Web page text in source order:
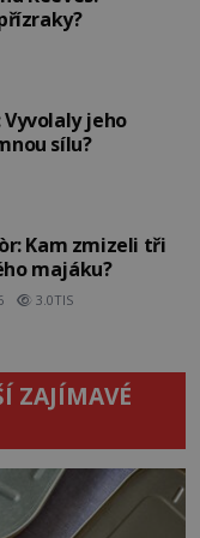
jeho
sílu?
Kam zmizeli tři
majáku?
3.0TIS
ZAJÍMAVÉ